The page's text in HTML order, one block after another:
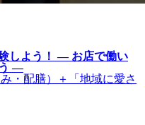
しよう！ ― お店で働い
―
・配膳）＋「地域に愛さ